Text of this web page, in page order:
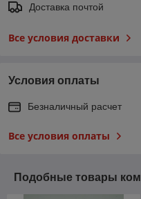
Доставка почтой
Все условия доставки
Условия оплаты
Безналичный расчет
Все условия оплаты
Подобные товары